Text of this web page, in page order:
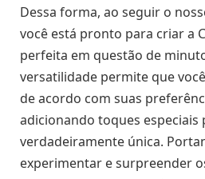
Dessa forma, ao seguir o
você está pronto para criar a
perfeita em questão de
versatilidade permite que
de acordo com suas
adicionando toques especiais
verdadeiramente única.
experimentar e surpreender